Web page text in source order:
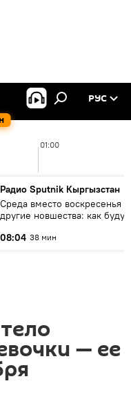
РУС
01:00
Радио Sputnik Кыргызстан
Среда вместо воскресенья и
другие новшества: как будут
08:04 38 мин
— ее